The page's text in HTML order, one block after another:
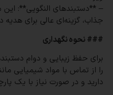
– **دستبندهای النگویی**:
جذاب، گزینه‌ای عالی برای هدیه
### نحوه نگهداری
برای حفظ زیبایی و دوام
را از تماس با مواد شیمیایی
دارید و در صورت نیاز با یک